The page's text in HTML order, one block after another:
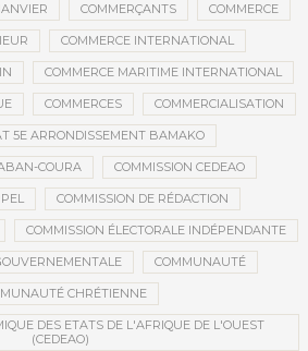
COMMERÇANTS COMMERCE
COMMERCE INTERNATIONAL
COMMERCE MARITIME INTERNATIONAL
COMMERCES COMMERCIALISATION
5E ARRONDISSEMENT BAMAKO
COURA COMMISSION CEDEAO
COMMISSION DE RÉDACTION
COMMISSION ÉLECTORALE INDÉPENDANTE
COMMUNAUTÉ
CHRÉTIENNE
DES ETATS DE L'AFRIQUE DE L'OUEST
(CEDEAO)